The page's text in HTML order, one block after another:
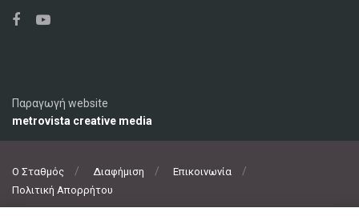
Παραγωγή website
metrovista creative media
Ο Σταθμός Διαφήμιση
Επικοινωνία
Πολιτική Απορρήτου